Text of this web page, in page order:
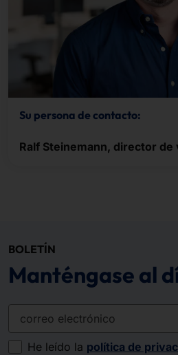
Su persona de contacto:
Ralf Steinemann, director de
BOLETÍN
Manténgase al
correo electrónico
He leído la política de